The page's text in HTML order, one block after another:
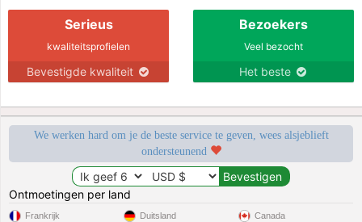
Serieus
kwaliteitsprofielen
Bevestigde kwaliteit
Bezoekers
Veel bezocht
Het beste
We werken hard om je de beste service te geven, wees alsjeblieft
ondersteunend
Ontmoetingen per land
Frankrijk Duitsland Canada